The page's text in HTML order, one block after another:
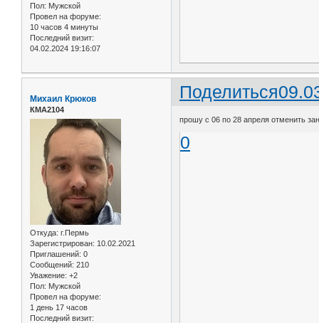
Пол: Мужской
Провел на форуме:
10 часов 4 минуты
Последний визит:
04.02.2024 19:16:07
Поделиться
Михаил Крюков
КМА2104
Откуда: г.Пермь
Зарегистрирован: 10.02.2021
Приглашений: 0
Сообщений: 210
Уважение: +2
Пол: Мужской
Провел на форуме:
1 день 17 часов
Последний визит:
прошу с 06 по 28 апреля отменить
0